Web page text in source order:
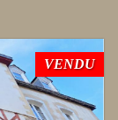
VENDU